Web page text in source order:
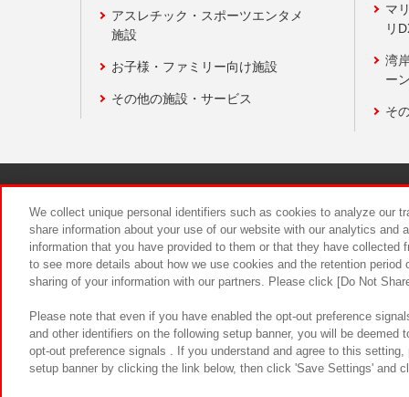
アスレチック・スポーツエンタメ
施設
お子様・ファミリー向け施設
その他の施設・サービス
マ
リ
湾
ー
そ
食品のご
We collect unique personal identifiers such as cookies to analyze our
share information about your use of our website with our analytics and
information that you have provided to them or that they have
to see more details about how we use cookies and the retention
sharing of your information with our partners. Please click [Do Not
Please note that even if you have enabled the opt-out preference
and other identifiers on the following setup banner, you will be
opt-out preference signals . If you understand and agree to this
setup banner by clicking the link below, then click 'Save Settings' and